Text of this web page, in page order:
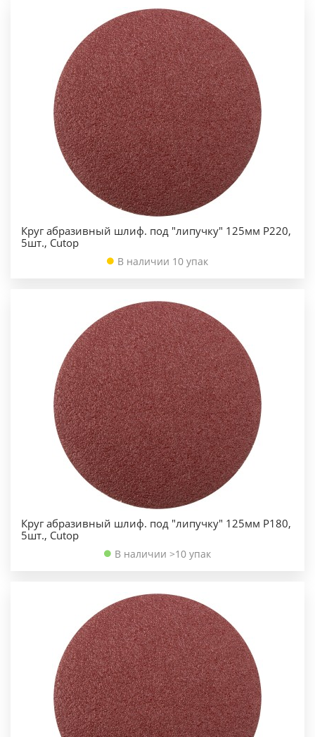
Круг абразивный шлиф. под "липучку" 125мм Р220,
5шт., Cutop
В наличии 10 упак
Круг абразивный шлиф. под "липучку" 125мм Р180,
5шт., Cutop
В наличии >10 упак